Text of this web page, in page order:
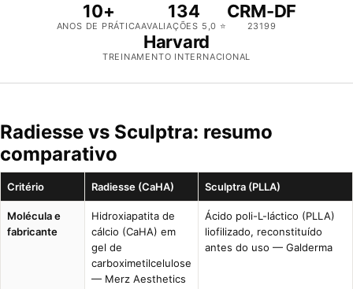
10+
ANOS DE PRÁTICA
134
AVALIAÇÕES 5,0 ⭐
CRM-DF
23199
Harvard
TREINAMENTO INTERNACIONAL
Radiesse vs Sculptra: resumo
comparativo
Critério Radiesse (CaHA) Sculptra (PLLA)
Molécula e
fabricante
Hidroxiapatita de
cálcio (CaHA) em
gel de
carboximetilcelulose
— Merz Aesthetics
Ácido poli-L-láctico (PLLA)
liofilizado, reconstituído
antes do uso — Galderma